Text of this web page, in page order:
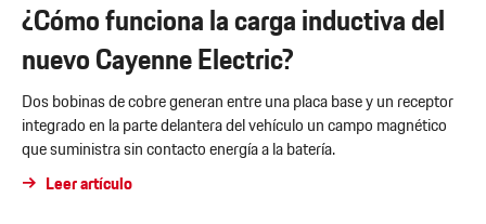
¿Cómo funciona la carga inductiva del
nuevo Cayenne Electric?
Dos bobinas de cobre generan entre una placa base y un receptor
integrado en la parte delantera del vehículo un campo magnético
que suministra sin contacto energía a la batería.
Leer artículo